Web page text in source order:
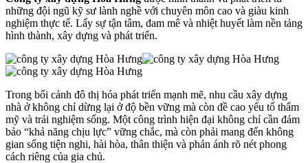
những đội ngũ kỹ sư lành nghề với chuyên môn cao và giàu kinh
nghiệm thực tế. Lấy sự tận tâm, đam mê và nhiệt huyết làm nền tảng
hình thành, xây dựng và phát triển.
Trong bối cảnh đô thị hóa phát triển mạnh mẽ, nhu cầu xây dựng
nhà ở không chỉ dừng lại ở độ bền vững mà còn đề cao yếu tố thẩm
mỹ và trải nghiệm sống. Một công trình hiện đại không chỉ cần đảm
bảo “khả năng chịu lực” vững chắc, mà còn phải mang đến không
gian sống tiện nghi, hài hòa, thân thiện và phản ánh rõ nét phong
cách riêng của gia chủ.